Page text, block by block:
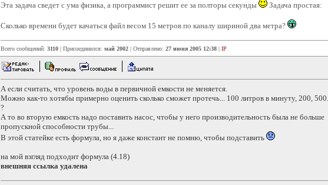
Эта задача сведет с ума физика, а программист решит ее за полторы секунды Задача простая:
Сколько времени будет качаться файл весом 15 метров по каналу шириной два метра?
Всего сообщений: 3110 | Присоединился: май 2002 | Отправлено: 27 июня 2005 12:38 | IP
А если считать, что уровень воды в первичной емкости не меняется.
Можно как-то хотябы примерно оценить сколько сможет протечь... 100 литров в минуту, 200,
?
А то во вторую емкость надо поставить насос, чтобы у него производительность была не больше
пропускной способности трубы...
В этой статейке есть формула, но я даже констант не помню, чтобы подставить
на мой взгляд подходит формула (4.18)
внешняя ссылка удалена